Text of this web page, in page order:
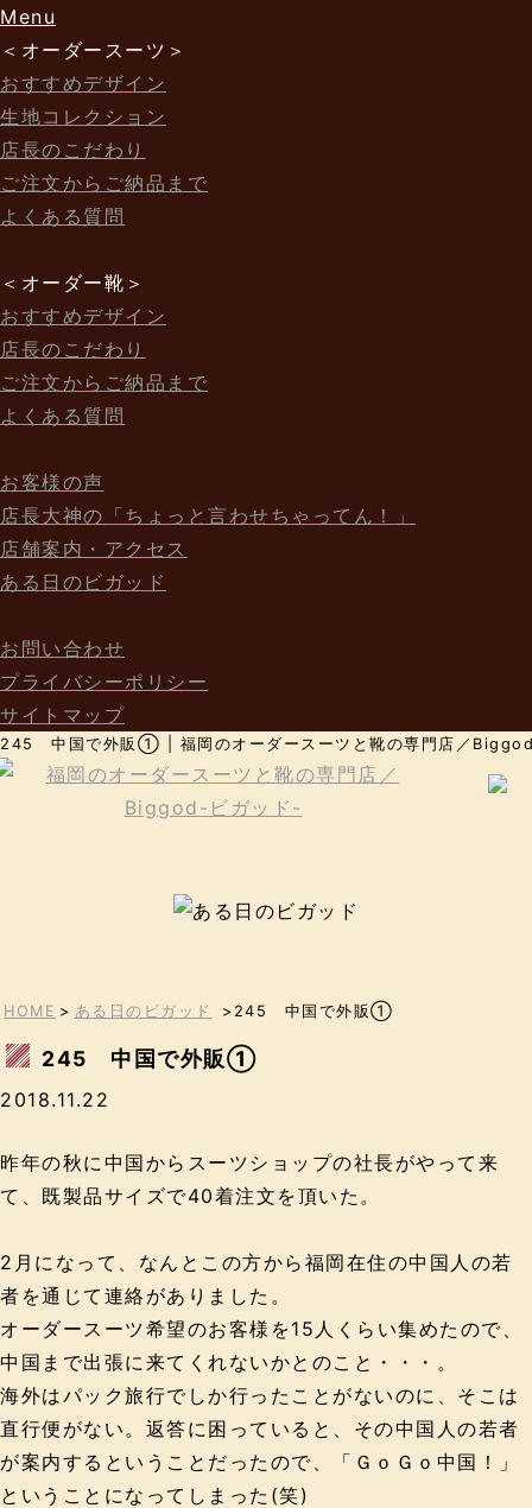
Menu
＜オーダースーツ＞
おすすめデザイン
生地コレクション
店長のこだわり
ご注文からご納品まで
よくある質問
＜オーダー靴＞
おすすめデザイン
店長のこだわり
ご注文からご納品まで
よくある質問
お客様の声
店長大神の「ちょっと言わせちゃってん！」
店舗案内・アクセス
ある日のビガッド
お問い合わせ
プライバシーポリシー
サイトマップ
245 中国で外販① | 福岡のオーダースーツと靴の専門店／
HOME > ある日のビガッド >245 中国で外販①
245 中国で外販①
2018.11.22
昨年の秋に中国からスーツショップの社長がやって来
て、既製品サイズで40着注文を頂いた。
2月になって、なんとこの方から福岡在住の中国人の若
者を通じて連絡がありました。
オーダースーツ希望のお客様を15人くらい集めたので、
中国まで出張に来てくれないかとのこと・・・。
海外はパック旅行でしか行ったことがないのに、そこは
直行便がない。返答に困っていると、その中国人の若者
が案内するということだったので、「ＧｏＧｏ中国！」
ということになってしまった(笑)